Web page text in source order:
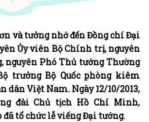
và tưởng nhớ đến Đồng chí Đại
Ủy viên Bộ Chính trị, nguyên
nguyên Phó Thủ tướng Thường
trưởng Bộ Quốc phòng kiêm
dân Việt Nam. Ngày 12/10/2013,
đài Chủ tịch Hồ Chí Minh,
tổ chức lễ viếng Đại tướng.